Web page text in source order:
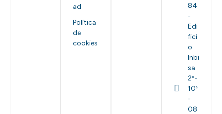
ad
Política
de
cookies
84
-
Edi
fici
o
Inbi
sa
2º-
10ª
-
08